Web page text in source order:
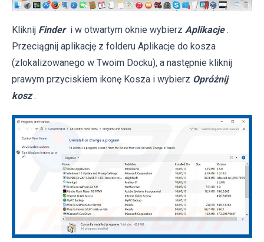
Kliknij Finder i w otwartym oknie wybierz Aplikacje .
Przeciągnij aplikację z folderu Aplikacje do kosza
(zlokalizowanego w Twoim Docku), a następnie kliknij
prawym przyciskiem ikonę Kosza i wybierz Opróżnij
kosz .